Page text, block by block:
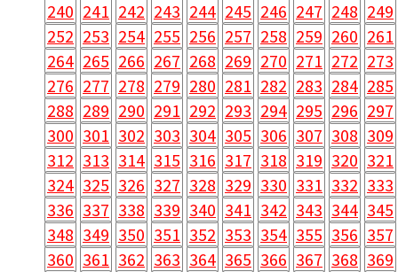
240 241 242 243 244 245 246 247 248 249
252 253 254 255 256 257 258 259 260 261
264 265 266 267 268 269 270 271 272 273
276 277 278 279 280 281 282 283 284 285
288 289 290 291 292 293 294 295 296 297
300 301 302 303 304 305 306 307 308 309
312 313 314 315 316 317 318 319 320 321
324 325 326 327 328 329 330 331 332 333
336 337 338 339 340 341 342 343 344 345
348 349 350 351 352 353 354 355 356 357
360 361 362 363 364 365 366 367 368 369